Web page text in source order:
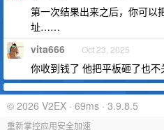
第一次结果出来之后，你可以
址……
vita666 Oct 23, 2025
你收到钱了 他把平板砸了也不
© 2026 V2EX · 69ms · 3.9.8.5
重新掌控应用安全加速